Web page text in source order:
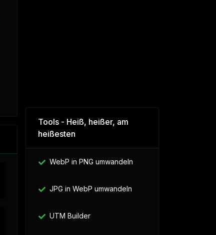
Tools - Heiß, heißer, am
heißesten
WebP in PNG umwandeln
JPG in WebP umwandeln
UTM Builder